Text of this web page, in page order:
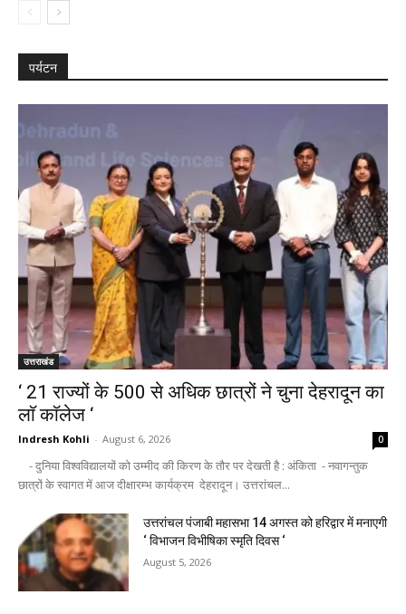
पर्यटन
उत्तराखंड
‘ 21 राज्यों के 500 से अधिक छात्रों ने चुना देहरादून का
लाॅ काॅलेज ‘
Indresh Kohli - August 6, 2026 0
- दुनिया विश्वविद्यालयों को उम्मीद की किरण के तौर पर देखती है : अंकिता - नवागन्तुक
छात्रों के स्वागत में आज दीक्षारम्भ कार्यक्रम देहरादून। उत्तरांचल...
उत्तरांचल पंजाबी महासभा 14 अगस्त को हरिद्वार में मनाएगी
‘ विभाजन विभीषिका स्मृति दिवस ‘
August 5, 2026